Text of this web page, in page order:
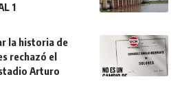
1
la historia de
rechazó el
Arturo